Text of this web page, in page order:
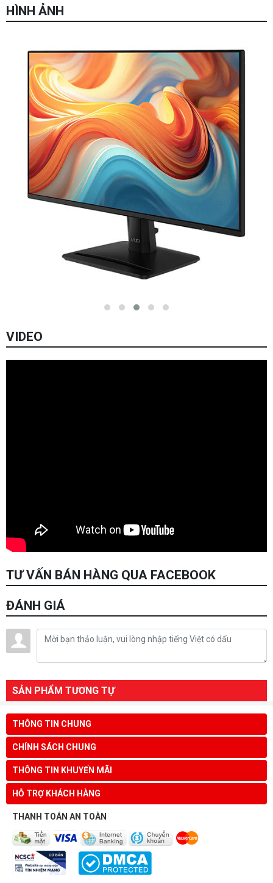
HÌNH ẢNH
VIDEO
TƯ VẤN BÁN HÀNG QUA FACEBOOK
ĐÁNH GIÁ
SẢN PHẨM TƯƠNG TỰ
THÔNG TIN CHUNG
CHÍNH SÁCH CHUNG
THÔNG TIN KHUYẾN MÃI
HỖ TRỢ KHÁCH HÀNG
THANH TOÁN AN TOÀN